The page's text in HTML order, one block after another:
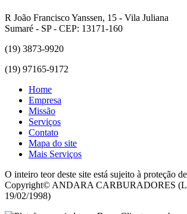
R João Francisco Yanssen, 15 - Vila Juliana
Sumaré - SP - CEP: 13171-160
(19) 3873-9920
(19) 97165-9172
Home
Empresa
Missão
Serviços
Contato
Mapa do site
Mais Serviços
O inteiro teor deste site está sujeito à proteção
Copyright© ANDARA CARBURADORES
19/02/1998)